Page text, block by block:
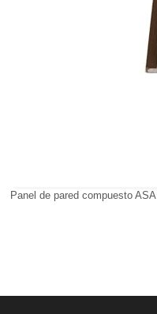
Panel de pared compuesto ASA